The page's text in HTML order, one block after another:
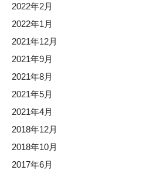
2022年2月
2022年1月
2021年12月
2021年9月
2021年8月
2021年5月
2021年4月
2018年12月
2018年10月
2017年6月